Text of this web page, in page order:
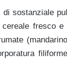
di sostanziale
fresco